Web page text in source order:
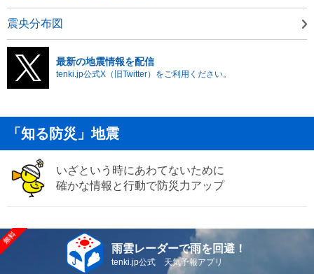
震央分布図
最新の地震情報を配信
tenki.jp公式X（旧Twitter）をご利用ください。
「知る防災」地震
いざという時にあわてないために
確かな情報と行動で防災力アップ
雨雲レーダーで雨を回避！
tenki.jp公式 天気予報アプリ